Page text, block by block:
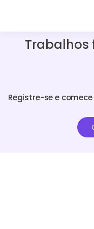
Trabalhos
Registre-se e